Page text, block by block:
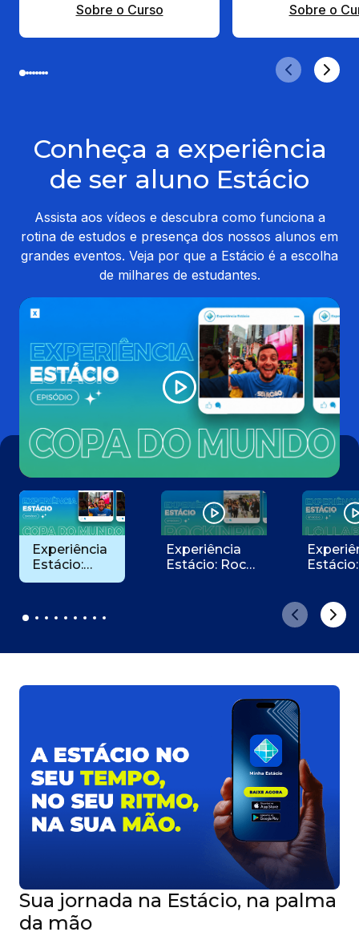
Sobre o Curso Sobre o
Conheça a experiência
de ser aluno Estácio
Assista aos vídeos e descubra como funciona a
rotina de estudos e presença dos nossos alunos em
grandes eventos. Veja por que a Estácio é a escolha
de milhares de estudantes.
Experiência
Estácio:
Copa do
Experiência
Estácio: Rock
Estácio:
Sua jornada na Estácio, na palma
da mão